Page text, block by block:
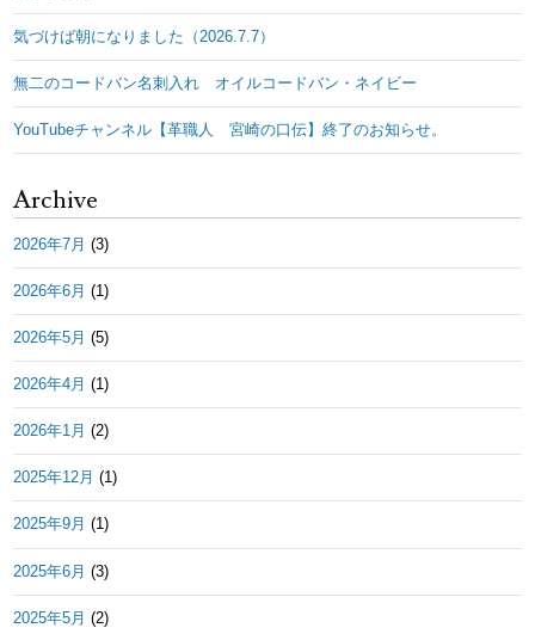
気づけば朝になりました（2026.7.7）
無二のコードバン名刺入れ オイルコードバン・ネイビー
YouTubeチャンネル【革職人 宮崎の口伝】終了のお知らせ。
Archive
2026年7月 (3)
2026年6月 (1)
2026年5月 (5)
2026年4月 (1)
2026年1月 (2)
2025年12月 (1)
2025年9月 (1)
2025年6月 (3)
2025年5月 (2)